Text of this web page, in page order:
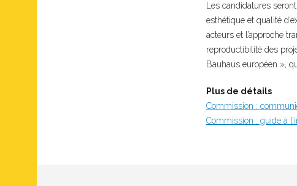
Les candidatures
esthétique et qualité
acteurs et l’approche
reproductibilité des
Bauhaus européen »,
Plus de détails
Commission :
Commission : guide à